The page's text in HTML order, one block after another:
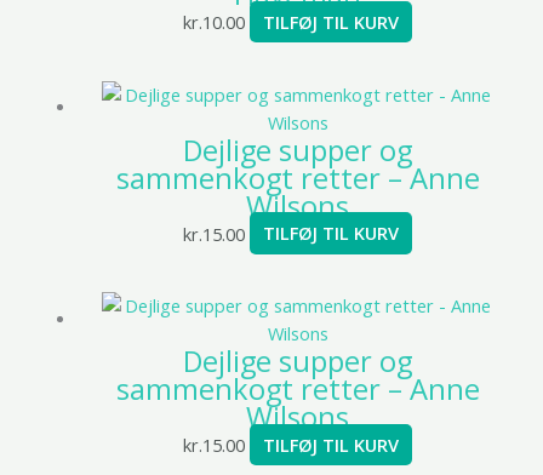
kr.10.00 TILFØJ TIL KURV
Dejlige supper og
sammenkogt retter – Anne
Wilsons
kr.15.00 TILFØJ TIL KURV
Dejlige supper og
sammenkogt retter – Anne
Wilsons
kr.15.00 TILFØJ TIL KURV